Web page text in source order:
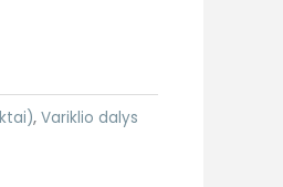
, Variklio dalys